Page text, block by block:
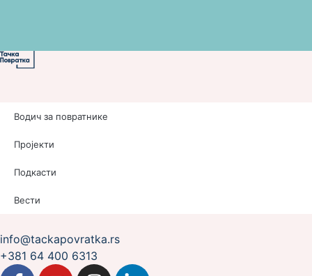
Водич за повратнике
Пројекти
Подкасти
Вести
info@tackapovratka.rs
+381 64 400 6313